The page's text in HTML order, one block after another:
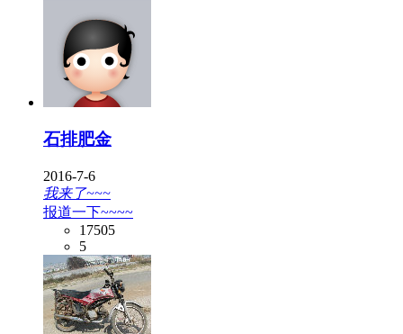
石排肥金
2016-7-6
我来了~~~
报道一下~~~~
17505
5